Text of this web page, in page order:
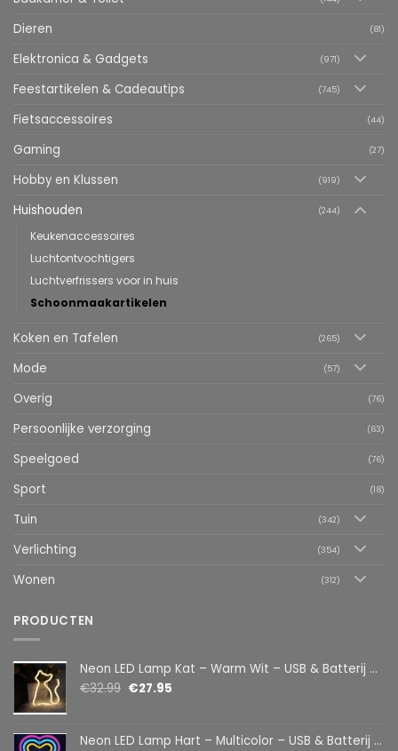
Dieren (81)
Elektronica & Gadgets (971)
Feestartikelen & Cadeautips (745)
Fietsaccessoires (44)
Gaming (27)
Hobby en Klussen (919)
Huishouden (244)
Keukenaccessoires
Luchtontvochtigers
Luchtverfrissers voor in huis
Schoonmaakartikelen
Koken en Tafelen (265)
Mode (57)
Overig (76)
Persoonlijke verzorging (63)
Speelgoed (76)
Sport (18)
Tuin (342)
Verlichting (354)
Wonen (312)
PRODUCTEN
Neon LED Lamp Kat – Warm Wit – USB & Batterij – Decoratieve Tafellamp voor Kinderkamer – 28,5 x 24,5 cm
€32.99 €27.95
Neon LED Lamp Hart – Multicolor – USB & Batterij – Hartvormige Sfeerlamp – Kinderkamer & Slaapkamer – 25,2 x 23 cm